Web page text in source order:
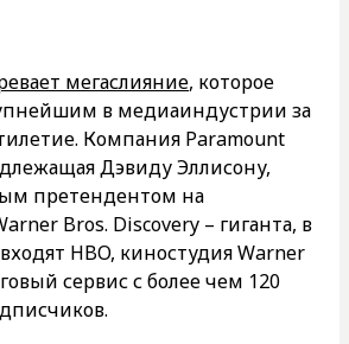
мегаслияние, которое
в медиаиндустрии за
Компания Paramount
Дэвиду Эллисону,
претендентом на
Bros. Discovery – гиганта, в
HBO, киностудия Warner
сервис с более чем 120